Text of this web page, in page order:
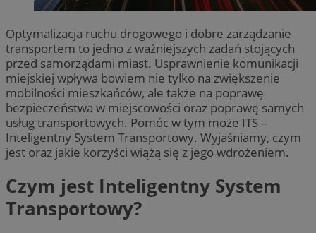
Optymalizacja ruchu drogowego i dobre zarządzanie
transportem to jedno z ważniejszych zadań stojących
przed samorządami miast. Usprawnienie komunikacji
miejskiej wpływa bowiem nie tylko na zwiększenie
mobilności mieszkańców, ale także na poprawę
bezpieczeństwa w miejscowości oraz poprawę samych
usług transportowych. Pomóc w tym może ITS –
Inteligentny System Transportowy. Wyjaśniamy, czym
jest oraz jakie korzyści wiążą się z jego wdrożeniem.
Czym jest Inteligentny System
Transportowy?